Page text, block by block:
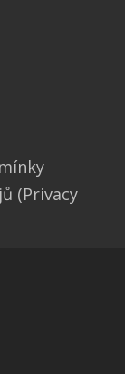
(Privacy